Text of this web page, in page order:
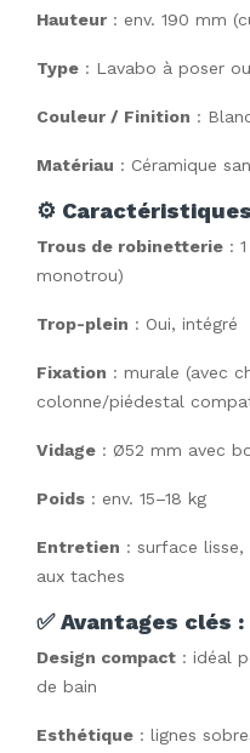
Hauteur : env. 190 mm
Type : Lavabo à poser
Couleur / Finition :
Matériau : Céramique
⚙️
Trous de robinetterie :
monotrou)
Trop-plein : Oui, intégré
Fixation : murale (avec
colonne/piédestal
Vidage : Ø52 mm avec
Poids : env. 15–18 kg
Entretien : surface
aux taches
✅Avantages clés :
Design compact : idéal
de bain
Esthétique : lignes